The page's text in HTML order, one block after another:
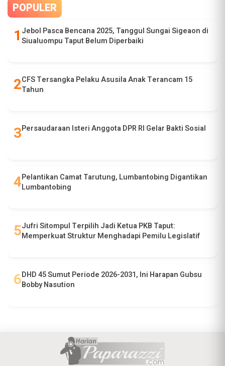
POPULER
Jebol Pasca Bencana 2025, Tanggul Sungai Sigeaon di
Siualuompu Taput Belum Diperbaiki
CFS Tersangka Pelaku Asusila Anak Terancam 15
Tahun
Persaudaraan Isteri Anggota DPR RI Gelar Bakti Sosial
Pelantikan Camat Tarutung, Lumbantobing Digantikan
Lumbantobing
Jufri Sitompul Terpilih Jadi Ketua PKB Taput:
Memperkuat Struktur Menghadapi Pemilu Legislatif
DHD 45 Sumut Periode 2026-2031, Ini Harapan Gubsu
Bobby Nasution